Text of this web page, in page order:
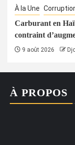
À la Une
Carburant en
contraint
9 août 2026
À PROPOS